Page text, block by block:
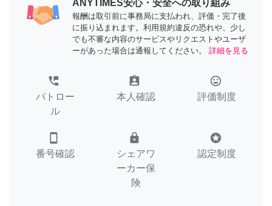
ANYTIMES安心・安全への取り組み
報酬は取引前に事務局に支払われ、評価・完了後
に振り込まれます。利用規約違反の恐れや、少し
でも不審な内容のサービスやリクエストやユーザ
ーがあった場合は通報してください。
詳細を見る
perm_phone_msg
パトロー
ル
assignment_ind
本人確認
tag_faces
評価制度
smartphone
番号確認
lock
シェアワ
ーカー保
険
stars
認定制度